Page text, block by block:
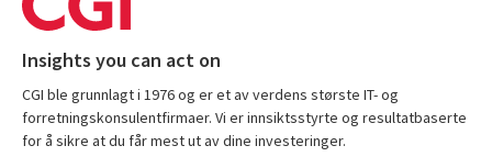
Insights you can act on
CGI ble grunnlagt i 1976 og er et av verdens største IT- og
forretningskonsulentfirmaer. Vi er innsiktsstyrte og resultatbaserte
for å sikre at du får mest ut av dine investeringer.